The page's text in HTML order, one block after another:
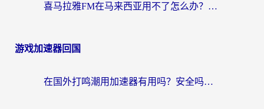
喜马拉雅FM在马来西亚用不了怎么办？海外华人亲测有效的回国加速指南
游戏加速器回国
在国外打鸣潮用加速器有用吗？安全吗？海外玩家国服游戏加速全指南